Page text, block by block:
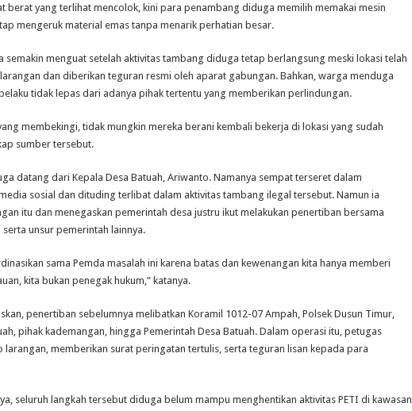
berat yang terlihat mencolok, kini para penambang diduga memilih memakai mesin
mengeruk material emas tanpa menarik perhatian besar.
semakin menguat setelah aktivitas tambang diduga tetap berlangsung meski lokasi telah
dan diberikan teguran resmi oleh aparat gabungan. Bahkan, warga menduga
tidak lepas dari adanya pihak tertentu yang memberikan perlindungan.
membekingi, tidak mungkin mereka berani kembali bekerja di lokasi yang sudah
sumber tersebut.
datang dari Kepala Desa Batuah, Ariwanto. Namanya sempat terseret dalam
sosial dan dituding terlibat dalam aktivitas tambang ilegal tersebut. Namun ia
itu dan menegaskan pemerintah desa justru ikut melakukan penertiban bersama
unsur pemerintah lainnya.
sama Pemda masalah ini karena batas dan kewenangan kita hanya memberi
kita bukan penegak hukum,” katanya.
penertiban sebelumnya melibatkan Koramil 1012-07 Ampah, Polsek Dusun Timur,
pihak kademangan, hingga Pemerintah Desa Batuah. Dalam operasi itu, petugas
larangan, memberikan surat peringatan tertulis, serta teguran lisan kepada para
seluruh langkah tersebut diduga belum mampu menghentikan aktivitas PETI di kawasan